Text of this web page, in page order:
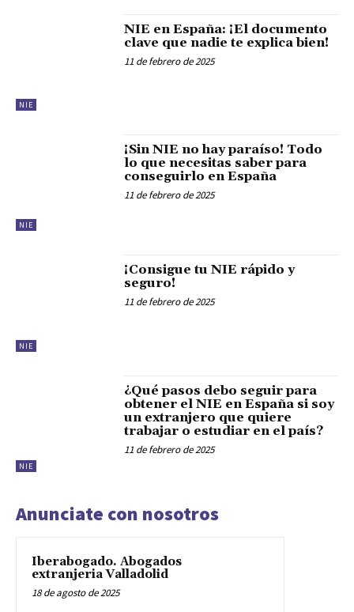
NIE
NIE en España: ¡El documento
clave que nadie te explica bien!
11 de febrero de 2025
NIE
¡Sin NIE no hay paraíso! Todo
lo que necesitas saber para
conseguirlo en España
11 de febrero de 2025
NIE
¡Consigue tu NIE rápido y
seguro!
11 de febrero de 2025
NIE
¿Qué pasos debo seguir para
obtener el NIE en España si soy
un extranjero que quiere
trabajar o estudiar en el país?
11 de febrero de 2025
Anunciate con nosotros
Iberabogado. Abogados
extranjeria Valladolid
18 de agosto de 2025